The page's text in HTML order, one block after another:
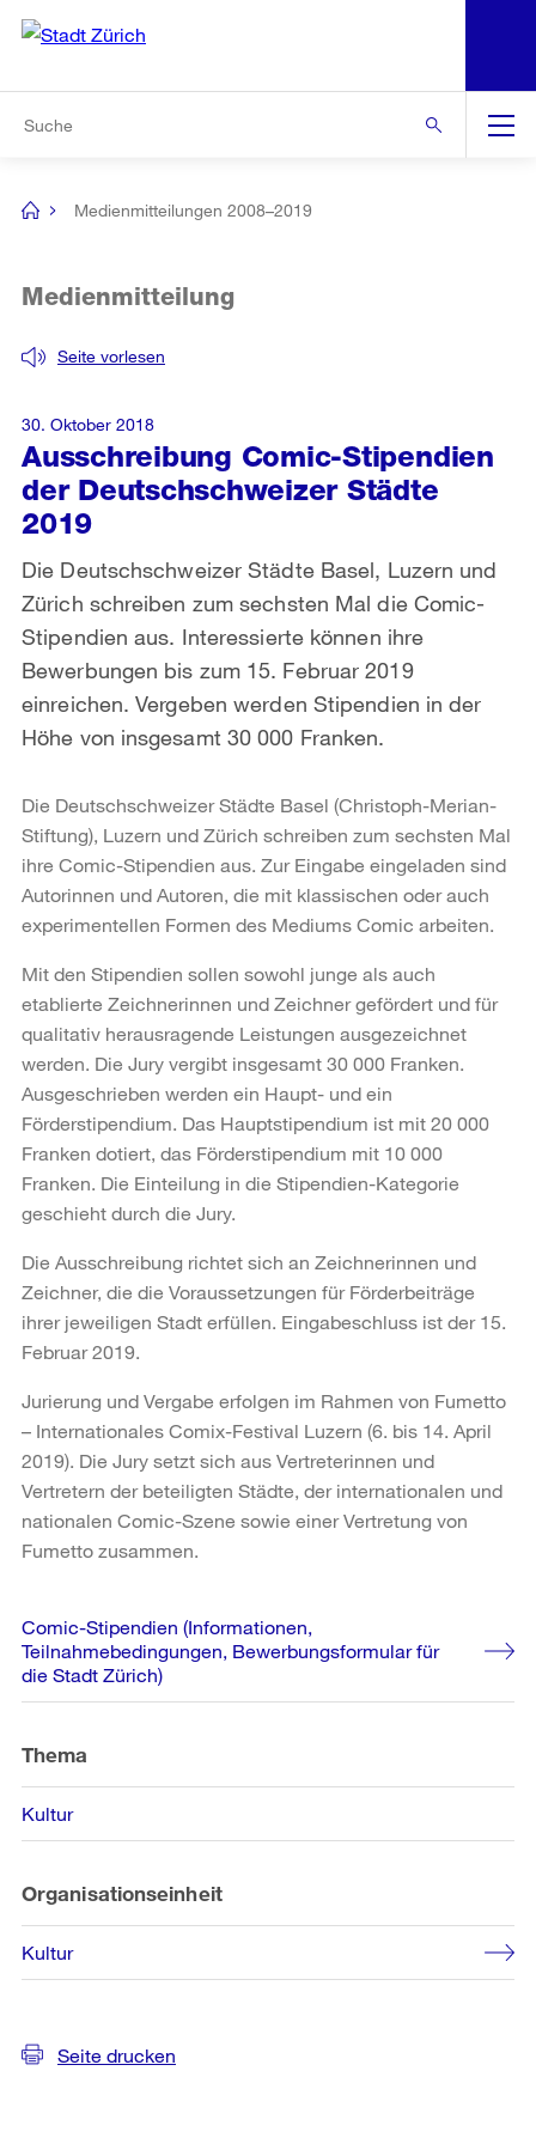
Navigation
[no
Medienmitteilungen 2008–2019
Ausschreibung Comic-Stipendien
der Deutschschweizer Städte
2019
Seite vorlesen
Medienmitteilung
Die Deutschschweizer Städte Basel, Luzern und
Zürich schreiben zum sechsten Mal die Comic-
Stipendien aus. Interessierte können ihre
Bewerbungen bis zum 15. Februar 2019
einreichen. Vergeben werden Stipendien in der
Höhe von insgesamt 30 000 Franken.
30. Oktober 2018
Die Deutschschweizer Städte Basel (Christoph-Merian-
Stiftung), Luzern und Zürich schreiben zum sechsten Mal
ihre Comic-Stipendien aus. Zur Eingabe eingeladen sind
Autorinnen und Autoren, die mit klassischen oder auch
experimentellen Formen des Mediums Comic arbeiten.
Mit den Stipendien sollen sowohl junge als auch
etablierte Zeichnerinnen und Zeichner gefördert und für
qualitativ herausragende Leistungen ausgezeichnet
werden. Die Jury vergibt insgesamt 30 000 Franken.
Ausgeschrieben werden ein Haupt- und ein
Förderstipendium. Das Hauptstipendium ist mit 20 000
Franken dotiert, das Förderstipendium mit 10 000
Franken. Die Einteilung in die Stipendien-Kategorie
geschieht durch die Jury.
Die Ausschreibung richtet sich an Zeichnerinnen und
Zeichner, die die Voraussetzungen für Förderbeiträge
ihrer jeweiligen Stadt erfüllen. Eingabeschluss ist der 15.
Februar 2019.
Jurierung und Vergabe erfolgen im Rahmen von Fumetto
– Internationales Comix-Festival Luzern (6. bis 14. April
2019). Die Jury setzt sich aus Vertreterinnen und
Vertretern der beteiligten Städte, der internationalen und
nationalen Comic-Szene sowie einer Vertretung von
Fumetto zusammen.
Weitere
Informationen
Comic-Stipendien (Informationen,
Teilnahmebedingungen, Bewerbungsformular für
die Stadt Zürich)
Thema
Kultur
Organisationseinheit
Kultur
Seite drucken